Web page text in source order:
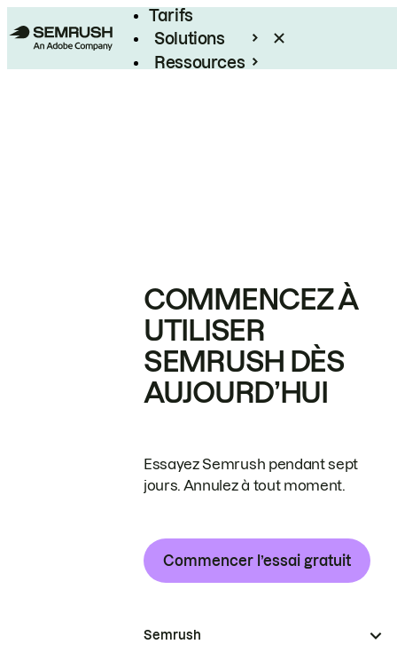
Tarifs
Solutions
Ressources
COMMENCEZ À
UTILISER
SEMRUSH DÈS
AUJOURD’HUI
Essayez Semrush pendant sept
jours. Annulez à tout moment.
Commencer l’essai gratuit
Semrush